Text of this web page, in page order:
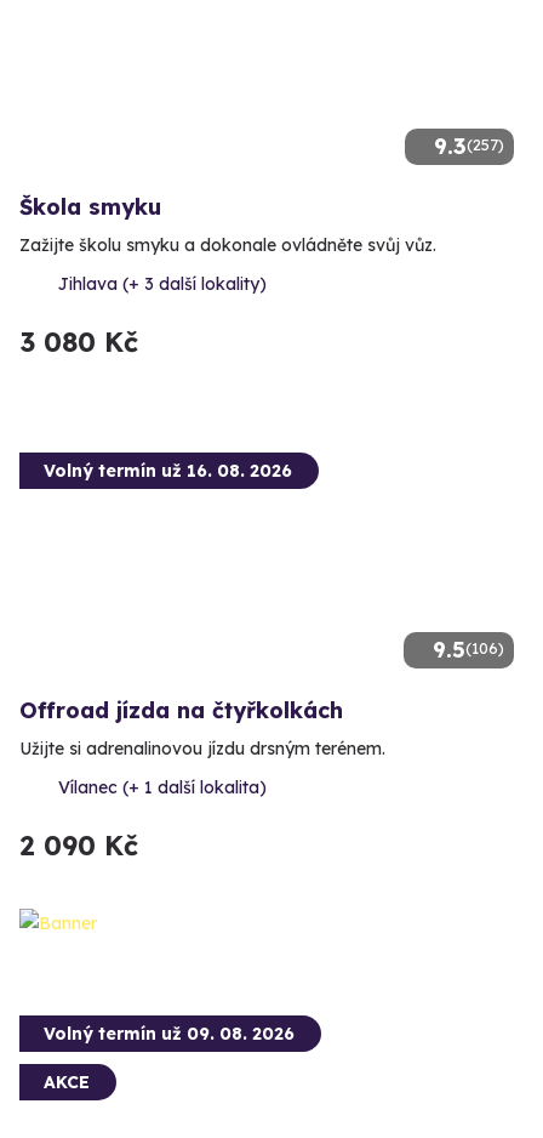
9.3(257)
Škola smyku
Zažijte školu smyku a dokonale ovládněte svůj vůz.
Jihlava (+ 3 další lokality)
3 080 Kč
9.5(106)
Volný termín už 16. 08. 2026
Offroad jízda na čtyřkolkách
Užijte si adrenalinovou jízdu drsným terénem.
Vílanec (+ 1 další lokalita)
2 090 Kč
Volný termín už 09. 08. 2026
AKCE